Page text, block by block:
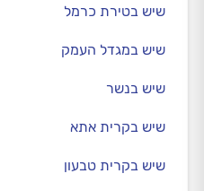
שיש בטירת כרמל
שיש במגדל העמק
שיש בנשר
שיש בקרית אתא
שיש בקרית טבעון